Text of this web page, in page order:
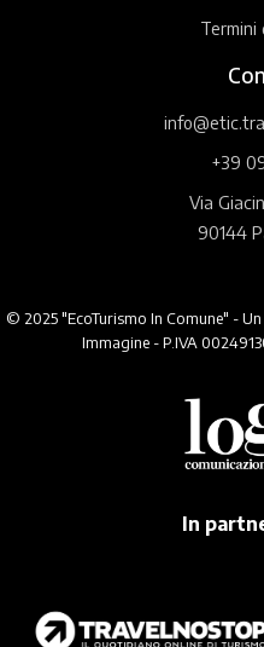
Termini
+39
Via
90144
© 2025 "EcoTurismo In Comune" -
Immagine - P.IVA
In